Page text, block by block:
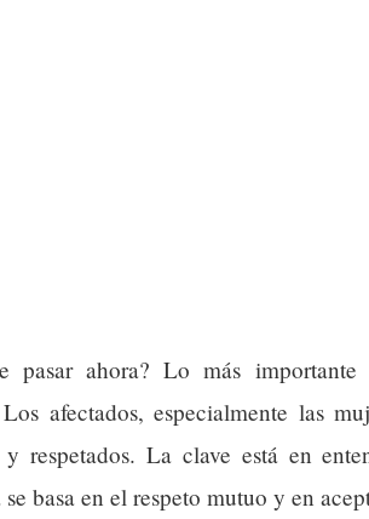
pasar ahora? Lo más
Los afectados, especialmente las
y respetados. La clave está en
basa en el respeto mutuo y en